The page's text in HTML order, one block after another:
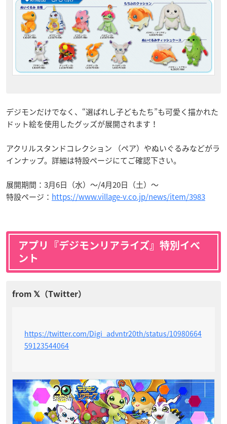
デジモンだけでなく、“選ばれし子どもたち”も可愛く描かれた
ドット絵を使用したグッズが展開されます！
アクリルスタンドコレクション （ペア）やぬいぐるみなどがラ
インナップ。詳細は特設ページにてご確認下さい。
展開期間：3月6日（水）～/4月20日（土）～
特設ページ： https://www.village-v.co.jp/news/item/3983
アプリ『デジモンリアライズ』特別イベ
ント
https://twitter.com/Digi_advntr20th/status/10980664
59123544064